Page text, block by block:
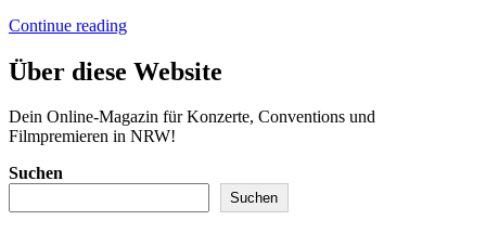
Continue readingDas
der
Wünsche
Über diese Website
Dein Online-Magazin für Konzerte, Conventions und
Filmpremieren in NRW!
Suchen
Suchen